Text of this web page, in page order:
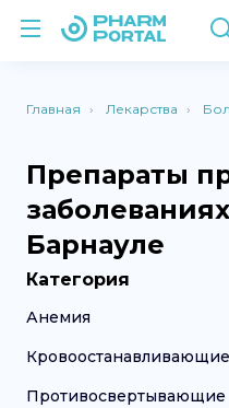
Главная Лекарства
Препараты
Барнауле
Категория
Анемия
Кровоостанавливающие
Противосвертывающие